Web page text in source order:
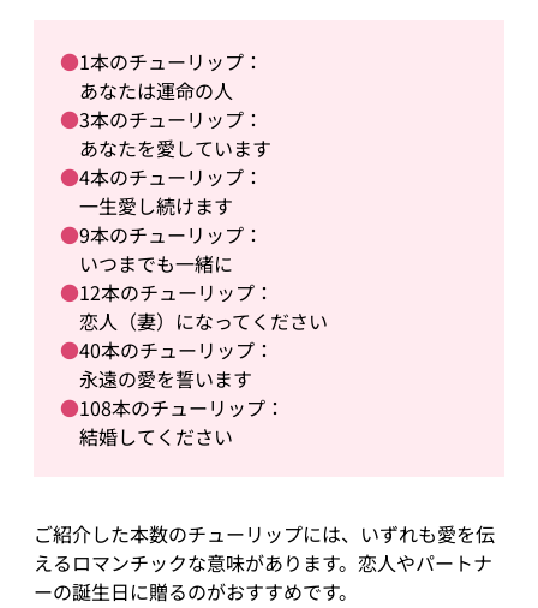
●1本のチューリップ：
あなたは運命の人
●3本のチューリップ：
あなたを愛しています
●4本のチューリップ：
一生愛し続けます
●9本のチューリップ：
いつまでも一緒に
●12本のチューリップ：
恋人（妻）になってください
●40本のチューリップ：
永遠の愛を誓います
●108本のチューリップ：
結婚してください
ご紹介した本数のチューリップには、いずれも愛を伝
えるロマンチックな意味があります。恋人やパートナ
ーの誕生日に贈るのがおすすめです。